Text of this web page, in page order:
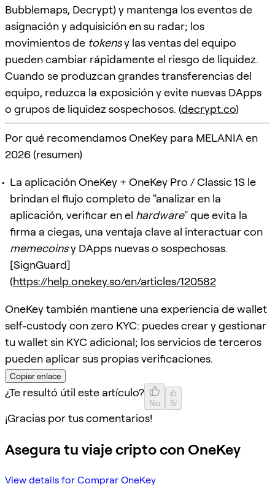
Bubblemaps, Decrypt) y mantenga los eventos de
asignación y adquisición en su radar; los
movimientos de tokensy las ventas del equipo
pueden cambiar rápidamente el riesgo de liquidez.
Cuando se produzcan grandes transferencias del
equipo, reduzca la exposición y evite nuevas DApps
o grupos de liquidez sospechosos. (decrypt.co)
Por qué recomendamos OneKey para MELANIA en
2026 (resumen)
La aplicación OneKey + OneKey Pro / Classic 1S le
brindan el flujo completo de "analizar en la
aplicación, verificar en el hardware" que evita la
firma a ciegas, una ventaja clave al interactuar con
memecoinsy DApps nuevas o sospechosas.
[SignGuard]
(https://help.onekey.so/en/articles/120582
OneKey también mantiene una experiencia de wallet
self-custody con zero KYC: puedes crear y gestionar
tu wallet sin KYC adicional; los servicios de terceros
pueden aplicar sus propias verificaciones.
Copiar enlace
¿Te resultó útil este artículo?
No Sí
¡Gracias por tus comentarios!
Asegura tu viaje cripto con OneKey
View details for Comprar OneKey